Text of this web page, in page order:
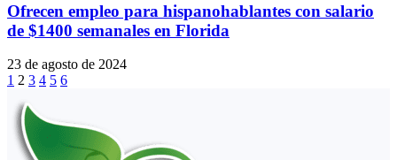
Ofrecen empleo para hispanohablantes con salario
de $1400 semanales en Florida
23 de agosto de 2024
1 2 3 4 5 6